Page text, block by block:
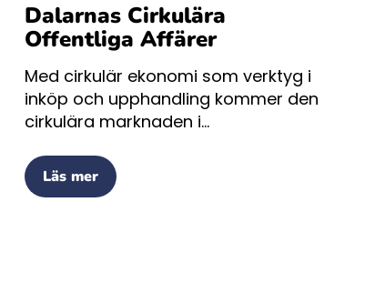
Dalarnas Cirkulära
Offentliga Affärer
Med cirkulär ekonomi som verktyg i
inköp och upphandling kommer den
cirkulära marknaden i...
Läs mer